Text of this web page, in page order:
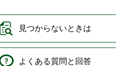
見つからないときは
よくある質問と回答